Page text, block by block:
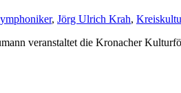
, Jörg Ulrich Krah,
veranstaltet die Kronacher